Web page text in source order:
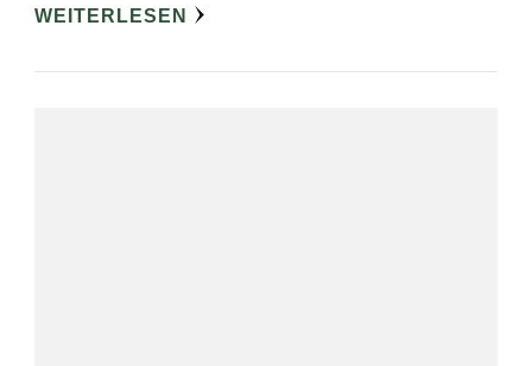
WEITERLESEN